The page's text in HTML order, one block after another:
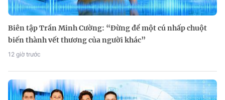
Biên tập Trần Minh Cường: “Đừng để một cú nhấp chuột
biến thành vết thương của người khác”
12 giờ trước